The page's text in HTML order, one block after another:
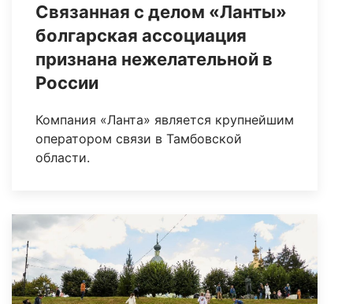
Связанная с делом «Ланты»
болгарская ассоциация
признана нежелательной в
России
Компания «Ланта» является крупнейшим
оператором связи в Тамбовской
области.